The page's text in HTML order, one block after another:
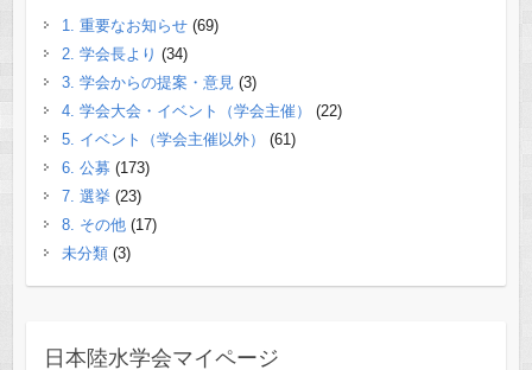
1. 重要なお知らせ(69)
2. 学会長より (34)
3. 学会からの提案・意見 (3)
4. 学会大会・イベント（学会主催）
(22)
5. イベント（学会主催以外）
(61)
6. 公募 (173)
7. 選挙 (23)
8. その他(17)
未分類(3)
日本陸水学会マイページ